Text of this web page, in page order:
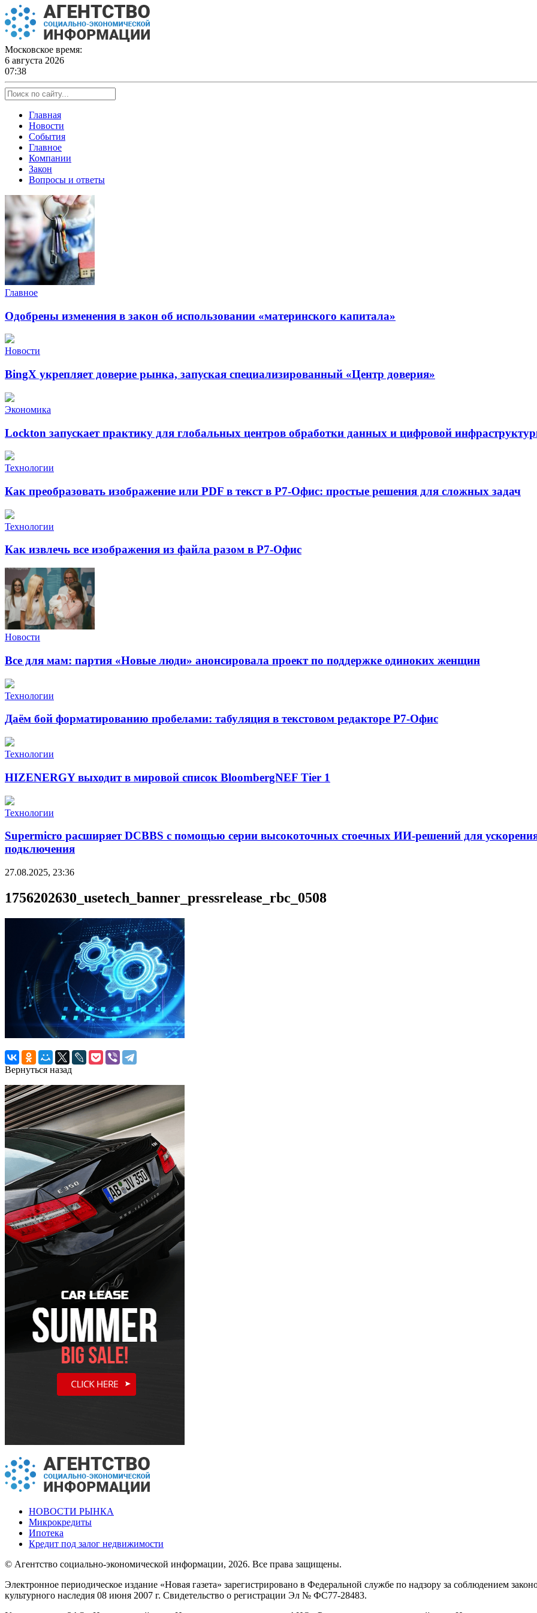
Skip
to
content
Московское время:
6 августа 2026
07:38
Главная
Новости
События
Главное
Компании
Закон
Вопросы и ответы
Главное
Одобрены изменения в закон об использовании «материнского капитала»
Новости
BingX укрепляет доверие рынка, запуская специализированный «Центр доверия»
Экономика
Lockton запускает практику для глобальных центров обработки данных и цифровой
Технологии
Как преобразовать изображение или PDF в текст в Р7-Офис: простые решения для сложных задач
Технологии
Как извлечь все изображения из файла разом в Р7-Офис
Новости
Все для мам: партия «Новые люди» анонсировала проект по поддержке одиноких женщин
Технологии
Даём бой форматированию пробелами: табуляция в текстовом редакторе Р7-Офис
Технологии
HIZENERGY выходит в мировой список BloombergNEF Tier 1
Технологии
Supermicro расширяет DCBBS с помощью серии высокоточных стоечных ИИ-решений для
подключения
27.08.2025, 23:36
1756202630_usetech_banner_pressrelease_rbc_0508
Вернуться назад
НОВОСТИ РЫНКА
Микрокредиты
Ипотека
Кредит под залог недвижимости
© Агентство социально-экономической информации, 2026. Все права защищены.
Электронное периодическое издание «Новая газета» зарегистрировано в Федеральной службе по надзору за соблюдением
культурного наследия 08 июня 2007 г. Свидетельство о регистрации Эл № ФС77-28483.